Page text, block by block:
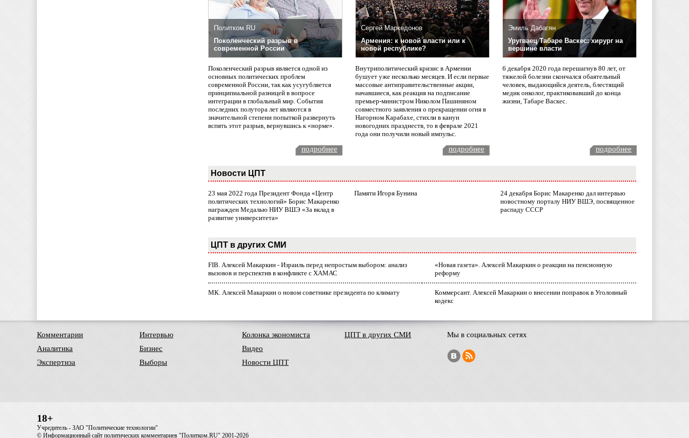
Политком.RU
Поколенческий разрыв в
современной России
Поколенческий разрыв является одной из
основных политических проблем
современной России, так как усугубляется
принципиальной разницей в вопросе
интеграции в глобальный мир. События
последних полутора лет являются в
значительной степени попыткой развернуть
вспять этот разрыв, вернувшись к «норме».
Сергей Маркедонов
Армения: к новой власти или к
новой республике?
Внутриполитический кризис в Армении
бушует уже несколько месяцев. И если первые
массовые антиправительственные акции,
начавшиеся, как реакция на подписание
премьер-министром Николом Пашиняном
совместного заявления о прекращении огня в
Нагорном Карабахе, стихли в канун
новогодних празднеств, то в феврале 2021
года они получили новый импульс.
Эмиль Дабагян
Уругваец Табаре Васкес: хирург на
вершине власти
6 декабря 2020 года перешагнув 80 лет, от
тяжелой болезни скончался обаятельный
человек, выдающийся деятель, блестящий
медик онколог, практиковавший до конца
жизни, Табаре Васкес.
подробнее подробнее подробнее
Новости ЦПТ
23 мая 2022 года Президент Фонда «Центр
политических технологий» Борис Макаренко
награжден Медалью НИУ ВШЭ «За вклад в
развитие университета»
Памяти Игоря Бунина
24 декабря Борис Макаренко дал интервью
новостному порталу НИУ ВШЭ, посвященное
распаду СССР
ЦПТ в других СМИ
FIB. Алексей Макаркин - Израиль перед непростым выбором: анализ
вызовов и перспектив в конфликте с ХАМАС
«Новая газета». Алексей Макаркин о реакции на пенсионную
реформу
МК. Алексей Макаркин о новом советнике президента по климату
Коммерсант. Алексей Макаркин о внесении поправок в Уголовный
кодекс
Комментарии
Аналитика
Экспертиза
Интервью
Бизнес
Выборы
Колонка экономиста
Видео
Новости ЦПТ
ЦПТ в других СМИ Мы в социальных сетях
18+
Учредитель - ЗАО "Политические технологии"
© Информационный сайт политических комментариев "Политком.RU" 2001-2026